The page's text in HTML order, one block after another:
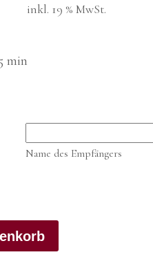
inkl. 19 % MwSt.
min
Name des Empfängers